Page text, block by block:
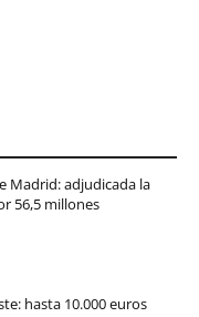
Madrid: adjudicada la
56,5 millones
hasta 10.000 euros